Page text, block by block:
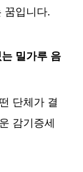
꿈입니다.
밀가루 음
단체가 결
감기증세